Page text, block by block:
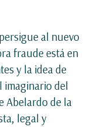
al nuevo
fraude está en
y la idea de
imaginario del
Abelardo de la
legal y